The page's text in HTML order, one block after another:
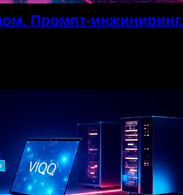
Промпт-инжиниринг.